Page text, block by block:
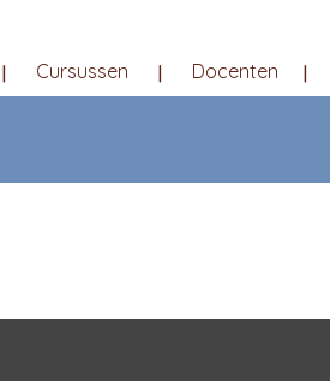
Cursussen Docenten